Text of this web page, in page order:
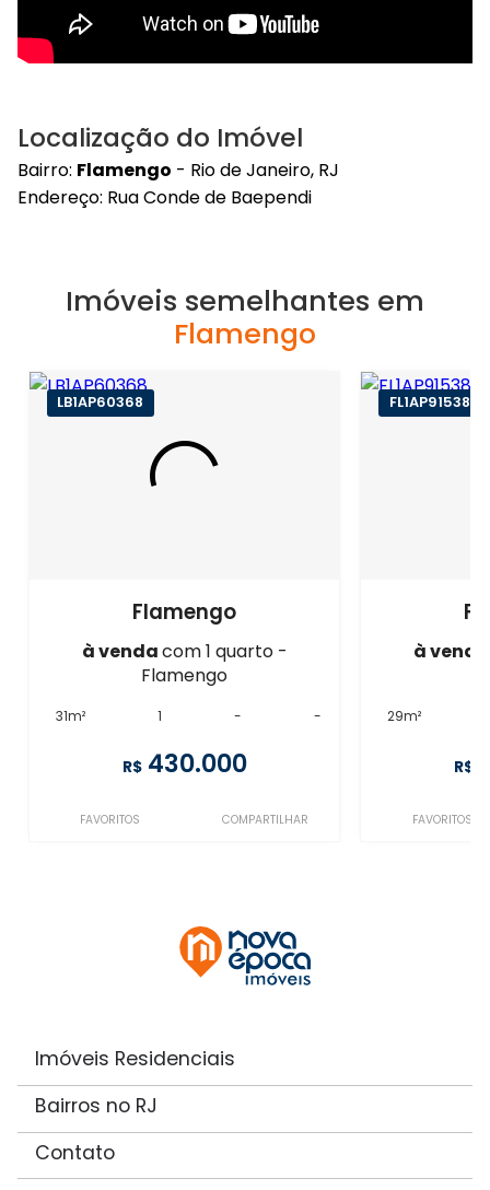
Localização do Imóvel
Bairro: Flamengo - Rio de Janeiro, RJ
Endereço: Rua Conde de Baependi
Imóveis semelhantes em
Flamengo
LB1AP60368
Flamengo
à vendacom 1 quarto -
Flamengo
31m² 1 - -
R$ 430.000
FAVORITOS COMPARTILHAR
FL1AP91538
à
29m²
R$
FAVORITOS
Imóveis Residenciais
Bairros no RJ
Contato